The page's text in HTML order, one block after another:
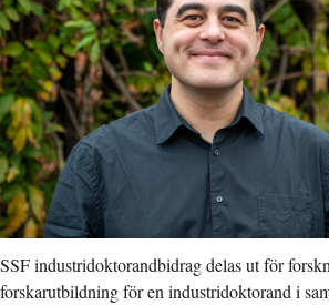
SSF industridoktorandbidrag delas ut för
forskarutbildning för en industridoktorand i